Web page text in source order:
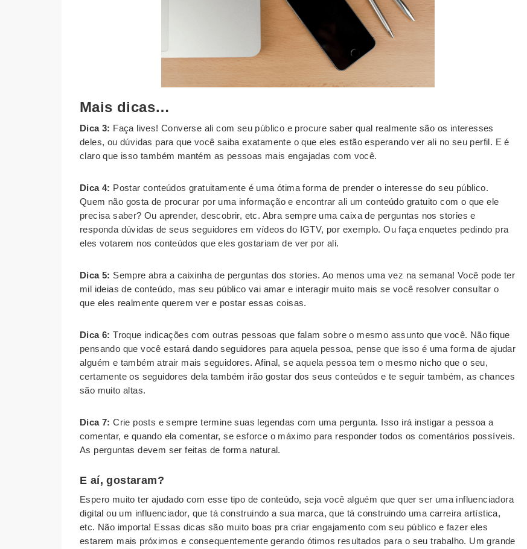
Mais dicas…
Dica 3: Faça lives! Converse ali com seu público e procure saber qual realmente são os interesses
deles, ou dúvidas para que você saiba exatamente o que eles estão esperando ver ali no seu perfil. E é
claro que isso também mantém as pessoas mais engajadas com você.
Dica 4: Postar conteúdos gratuitamente é uma ótima forma de prender o interesse do seu público.
Quem não gosta de procurar por uma informação e encontrar ali um conteúdo gratuito com o que ele
precisa saber? Ou aprender, descobrir, etc. Abra sempre uma caixa de perguntas nos stories e
responda dúvidas de seus seguidores em vídeos do IGTV, por exemplo. Ou faça enquetes pedindo pra
eles votarem nos conteúdos que eles gostariam de ver por ali.
Dica 5: Sempre abra a caixinha de perguntas dos stories. Ao menos uma vez na semana! Você pode ter
mil ideias de conteúdo, mas seu público vai amar e interagir muito mais se você resolver consultar o
que eles realmente querem ver e postar essas coisas.
Dica 6: Troque indicações com outras pessoas que falam sobre o mesmo assunto que você. Não fique
pensando que você estará dando seguidores para aquela pessoa, pense que isso é uma forma de ajudar
alguém e também atrair mais seguidores. Afinal, se aquela pessoa tem o mesmo nicho que o seu,
certamente os seguidores dela também irão gostar dos seus conteúdos e te seguir também, as chances
são muito altas.
Dica 7: Crie posts e sempre termine suas legendas com uma pergunta. Isso irá instigar a pessoa a
comentar, e quando ela comentar, se esforce o máximo para responder todos os comentários possíveis.
As perguntas devem ser feitas de forma natural.
E aí, gostaram?
Espero muito ter ajudado com esse tipo de conteúdo, seja você alguém que quer ser uma influenciadora
digital ou um influenciador, que tá construindo a sua marca, que tá construindo uma carreira artística,
etc. Não importa! Essas dicas são muito boas pra criar engajamento com seu público e fazer eles
estarem mais próximos e consequentemente gerando ótimos resultados para o seu trabalho. Um grande